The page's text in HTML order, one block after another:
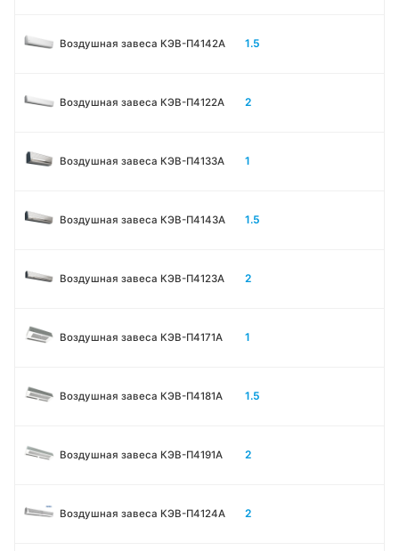
Воздушная завеса КЭВ-П4142A 1.5
Воздушная завеса КЭВ-П4122A 2
Воздушная завеса КЭВ-П4133A 1
Воздушная завеса КЭВ-П4143A 1.5
Воздушная завеса КЭВ-П4123A 2
Воздушная завеса КЭВ-П4171A 1
Воздушная завеса КЭВ-П4181A 1.5
Воздушная завеса КЭВ-П4191A 2
Воздушная завеса КЭВ-П4124A 2